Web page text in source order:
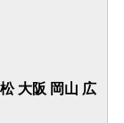
大阪 岡山 広